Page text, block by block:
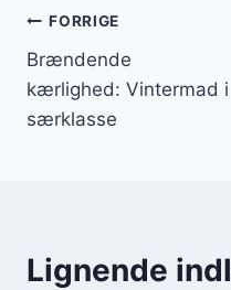
FORRIGE
Brændende
kærlighed: Vintermad i
særklasse
Lignende